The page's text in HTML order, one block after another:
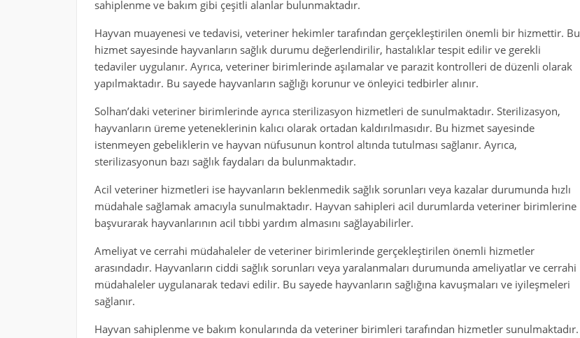
sahiplenme ve bakım gibi çeşitli alanlar bulunmaktadır.
Hayvan muayenesi ve tedavisi, veteriner hekimler tarafından gerçekleştirilen önemli bir hizmettir. Bu
hizmet sayesinde hayvanların sağlık durumu değerlendirilir, hastalıklar tespit edilir ve gerekli
tedaviler uygulanır. Ayrıca, veteriner birimlerinde aşılamalar ve parazit kontrolleri de düzenli olarak
yapılmaktadır. Bu sayede hayvanların sağlığı korunur ve önleyici tedbirler alınır.
Solhan’daki veteriner birimlerinde ayrıca sterilizasyon hizmetleri de sunulmaktadır. Sterilizasyon,
hayvanların üreme yeteneklerinin kalıcı olarak ortadan kaldırılmasıdır. Bu hizmet sayesinde
istenmeyen gebeliklerin ve hayvan nüfusunun kontrol altında tutulması sağlanır. Ayrıca,
sterilizasyonun bazı sağlık faydaları da bulunmaktadır.
Acil veteriner hizmetleri ise hayvanların beklenmedik sağlık sorunları veya kazalar durumunda hızlı
müdahale sağlamak amacıyla sunulmaktadır. Hayvan sahipleri acil durumlarda veteriner birimlerine
başvurarak hayvanlarının acil tıbbi yardım almasını sağlayabilirler.
Ameliyat ve cerrahi müdahaleler de veteriner birimlerinde gerçekleştirilen önemli hizmetler
arasındadır. Hayvanların ciddi sağlık sorunları veya yaralanmaları durumunda ameliyatlar ve cerrahi
müdahaleler uygulanarak tedavi edilir. Bu sayede hayvanların sağlığına kavuşmaları ve iyileşmeleri
sağlanır.
Hayvan sahiplenme ve bakım konularında da veteriner birimleri tarafından hizmetler sunulmaktadır.